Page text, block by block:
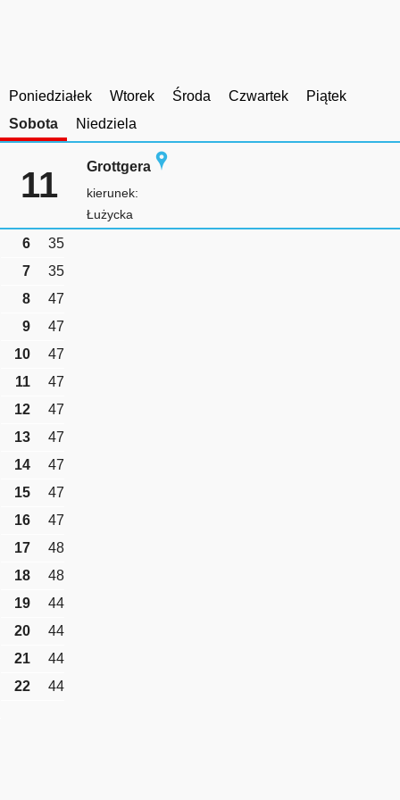
Poniedziałek Wtorek Środa Czwartek
Piątek
Sobota
Niedziela
11 Grottgera
kierunek:
Łużycka
6
35
7
35
8
47
9
47
10
47
11
47
12
47
13
47
14
47
15
47
16
47
17
48
18
48
19
44
20
44
21
44
22
44